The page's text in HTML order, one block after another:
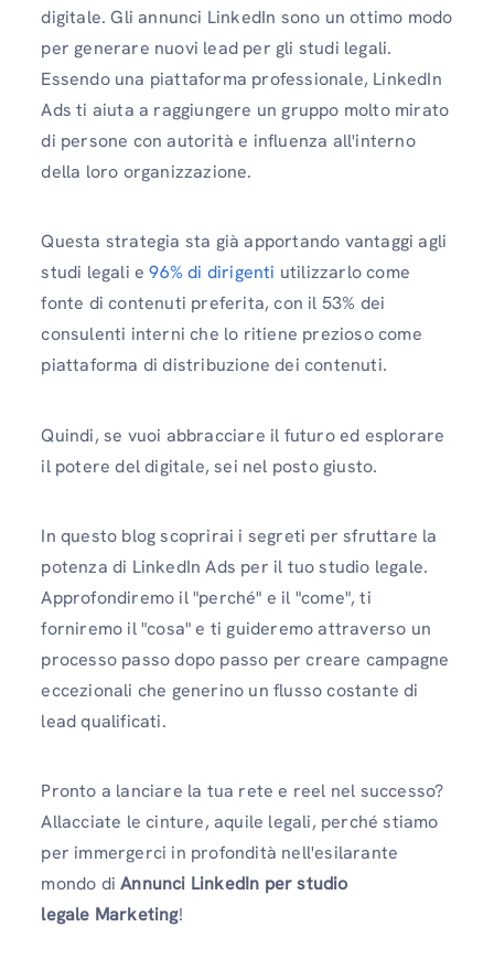
digitale. Gli annunci LinkedIn sono un ottimo modo
per generare nuovi lead per gli studi legali.
Essendo una piattaforma professionale, LinkedIn
Ads ti aiuta a raggiungere un gruppo molto mirato
di persone con autorità e influenza all'interno
della loro organizzazione.
Questa strategia sta già apportando vantaggi agli
studi legali e96% di dirigenti utilizzarlo come
fonte di contenuti preferita, con il 53% dei
consulenti interni che lo ritiene prezioso come
piattaforma di distribuzione dei contenuti.
Quindi, se vuoi abbracciare il futuro ed esplorare
il potere del digitale, sei nel posto giusto.
In questo blog scoprirai i segreti per sfruttare la
potenza di LinkedIn Ads per il tuo studio legale.
Approfondiremo il "perché" e il "come", ti
forniremo il "cosa" e ti guideremo attraverso un
processo passo dopo passo per creare campagne
eccezionali che generino un flusso costante di
lead qualificati.
Pronto a lanciare la tua rete e reel nel successo?
Allacciate le cinture, aquile legali, perché stiamo
per immergerci in profondità nell'esilarante
mondo diAnnunci LinkedIn per studio
legale Marketing!